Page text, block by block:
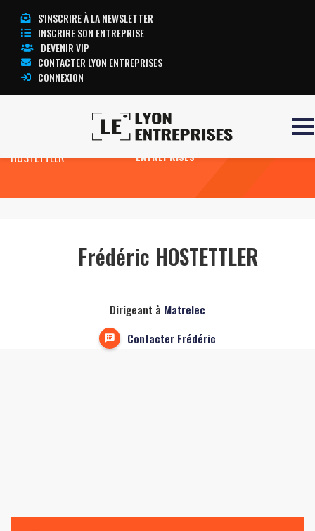
S'INSCRIRE À LA NEWSLETTER
INSCRIRE SON ENTREPRISE
DEVENIR VIP
CONTACTER LYON ENTREPRISES
CONNEXION
HOSTETTLER
TOUTE L’ACTUALITÉ LYON
ENTREPRISES
Frédéric HOSTETTLER
Dirigeant à Matrelec
Contacter Frédéric